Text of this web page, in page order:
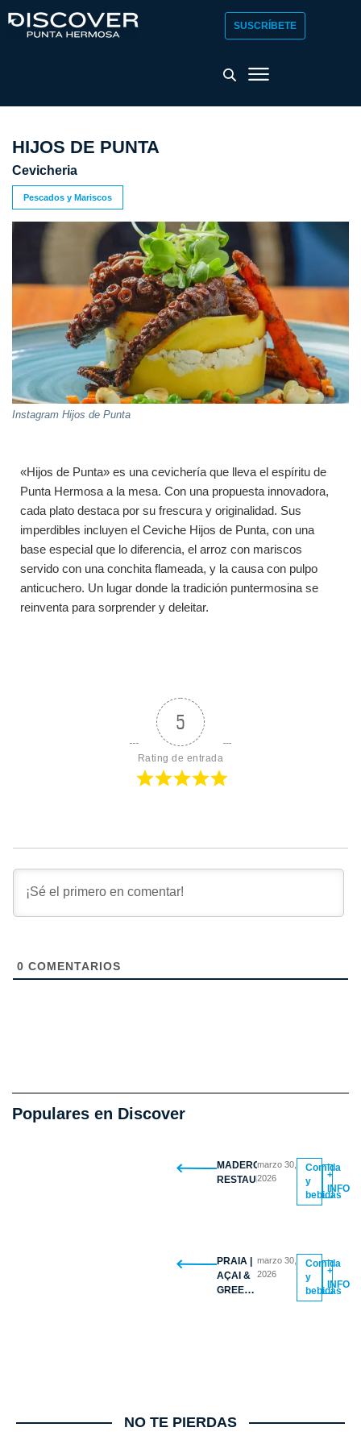
SUSCRÍBETE
HIJOS DE PUNTA
Cevicheria
Pescados y Mariscos
Instagram Hijos de Punta
«Hijos de Punta» es una cevichería que lleva el espíritu de
Punta Hermosa a la mesa. Con una propuesta innovadora,
cada plato destaca por su frescura y originalidad. Sus
imperdibles incluyen el Ceviche Hijos de Punta, con una
base especial que lo diferencia, el arroz con mariscos
servido con una conchita flameada, y la causa con pulpo
anticuchero. Un lugar donde la tradición puntermosina se
reinventa para sorprender y deleitar.
5
Rating de entrada
0 COMENTARIOS
Populares en Discover
MADERO
RESTAURANTE
marzo 30,
2026
Comida
y
bebidas
+
INFO
PRAIA |
AÇAI &
GREEK
marzo 30,
2026
Comida
y
bebidas
+
INFO
NO TE PIERDAS